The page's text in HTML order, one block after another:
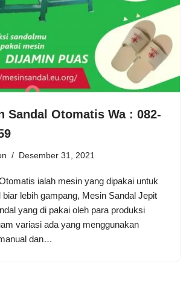
Sandal Otomatis Wa : 082-
Desember 31, 2021
ialah mesin yang dipakai untuk
lebih gampang, Mesin Sandal Jepit
yang di pakai oleh para produksi
variasi ada yang menggunakan
dan…